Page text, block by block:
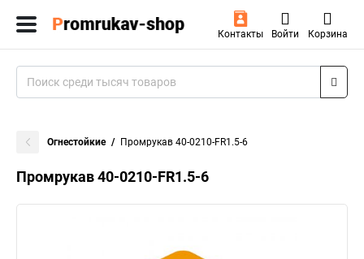
Контакты Войти Корзина
Огнестойкие Промрукав 40-0210-FR1.5-6
Промрукав 40-0210-FR1.5-6